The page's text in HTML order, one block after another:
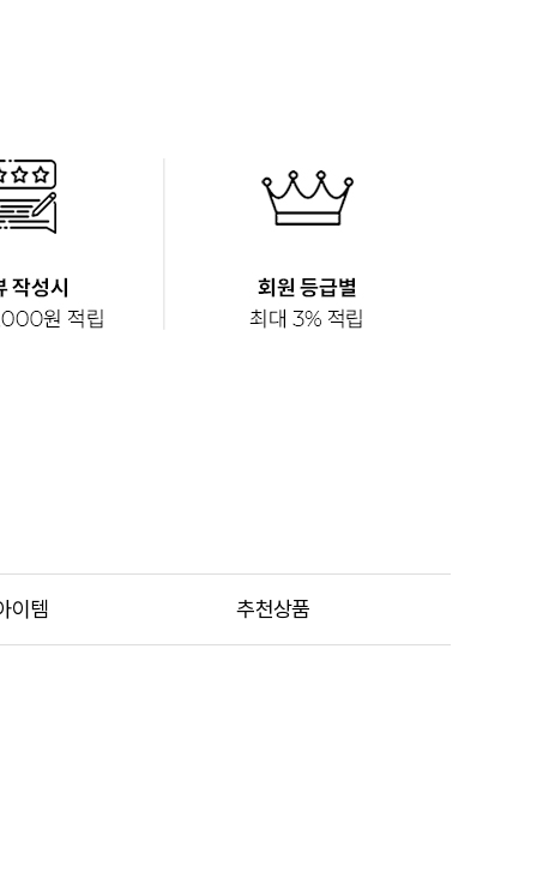
이템 추천상품